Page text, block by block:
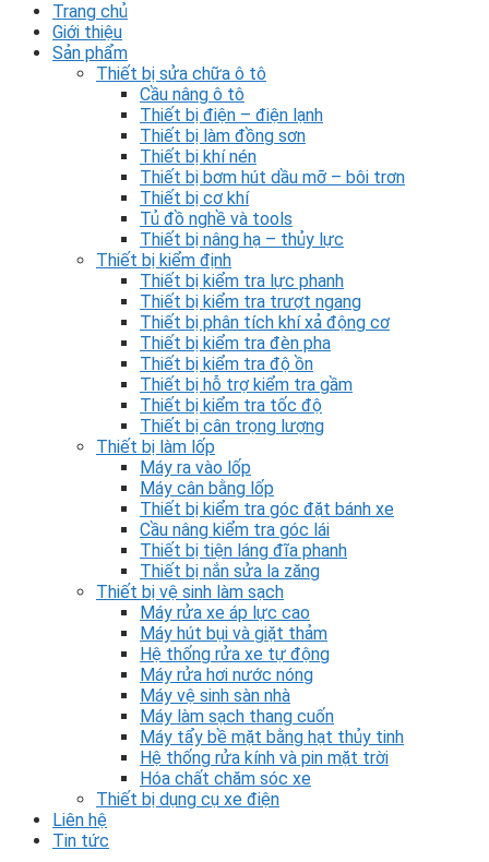
Trang chủ
Giới thiệu
Sản phẩm
Thiết bị sửa chữa ô tô
Cầu nâng ô tô
Thiết bị điện – điện lạnh
Thiết bị làm đồng sơn
Thiết bị khí nén
Thiết bị bơm hút dầu mỡ – bôi trơn
Thiết bị cơ khí
Tủ đồ nghề và tools
Thiết bị nâng hạ – thủy lực
Thiết bị kiểm định
Thiết bị kiểm tra lực phanh
Thiết bị kiểm tra trượt ngang
Thiết bị phân tích khí xả động cơ
Thiết bị kiểm tra đèn pha
Thiết bị kiểm tra độ ồn
Thiết bị hỗ trợ kiểm tra gầm
Thiết bị kiểm tra tốc độ
Thiết bị cân trọng lượng
Thiết bị làm lốp
Máy ra vào lốp
Máy cân bằng lốp
Thiết bị kiểm tra góc đặt bánh xe
Cầu nâng kiểm tra góc lái
Thiết bị tiện láng đĩa phanh
Thiết bị nắn sửa la zăng
Thiết bị vệ sinh làm sạch
Máy rửa xe áp lực cao
Máy hút bụi và giặt thảm
Hệ thống rửa xe tự động
Máy rửa hơi nước nóng
Máy vệ sinh sàn nhà
Máy làm sạch thang cuốn
Máy tẩy bề mặt bằng hạt thủy tinh
Hệ thống rửa kính và pin mặt trời
Hóa chất chăm sóc xe
Thiết bị dụng cụ xe điện
Liên hệ
Tin tức